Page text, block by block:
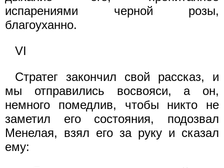
испарениями черной розы,
благоуханно.
VI
Стратег закончил свой рассказ, и
мы отправились восвояси, а он,
немного помедлив, чтобы никто не
заметил его состояния, подозвал
Менелая, взял его за руку и сказал
ему: